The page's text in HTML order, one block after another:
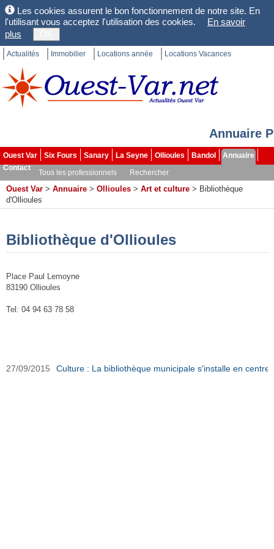
Les cookies assurent le bon fonctionnement de notre site. En
l'utilisant vous acceptez l'utilisation des cookies.
En savoir
plus
Actualités Immobilier Locations année Locations Vacances
Annuaire
Ouest Var Six Fours Sanary La Seyne Ollioules Bandol
Annuaire
Contact
Tous les professionnels Rechercher
Ouest Var > Annuaire > Ollioules > Art et culture > Bibliothèque
d'Ollioules
Bibliothèque d'Ollioules
Place Paul Lemoyne
83190 Ollioules
Tel: 04 94 63 78 58
27/09/2015
Culture : La bibliothèque municipale s'installe en centre